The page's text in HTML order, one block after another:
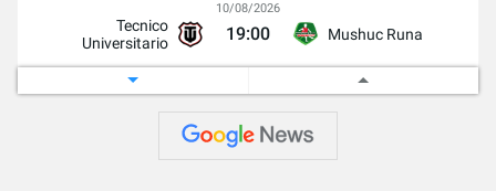
Tecnico
Universitario
10/08/2026
19:00 Mushuc Runa